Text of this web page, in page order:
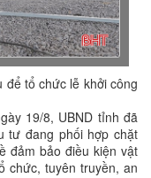
để tổ chức lễ khởi công
19/8, UBND tỉnh đã
tư đang phối hợp chặt
đảm bảo điều kiện vật
chức, tuyên truyền, an